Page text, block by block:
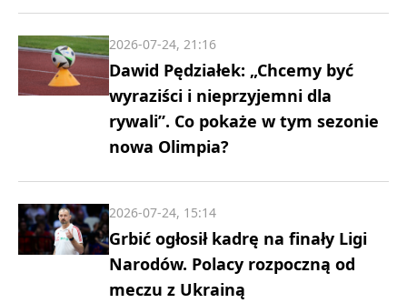
Dawid Pędziałek: „Chcemy być
wyraziści i nieprzyjemni dla
rywali”. Co pokaże w tym sezonie
nowa Olimpia?
2026-07-24, 21:16
Grbić ogłosił kadrę na finały Ligi
Narodów. Polacy rozpoczną od
meczu z Ukrainą
2026-07-24, 15:14